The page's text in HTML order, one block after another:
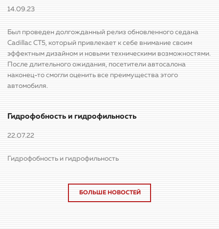
14.09.23
Был проведен долгожданный релиз обновленного седана
Cadillac CT5, который привлекает к себе внимание своим
эффектным дизайном и новыми техническими возможностями.
После длительного ожидания, посетители автосалона
наконец-то смогли оценить все преимущества этого
автомобиля.
Гидрофобность и гидрофильность
22.07.22
Гидрофобность и гидрофильность
БОЛЬШЕ НОВОСТЕЙ